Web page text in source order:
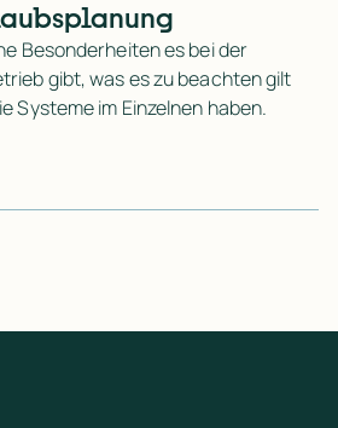
Besonderheiten es bei der
gibt, was es zu beachten gilt
Systeme im Einzelnen haben.